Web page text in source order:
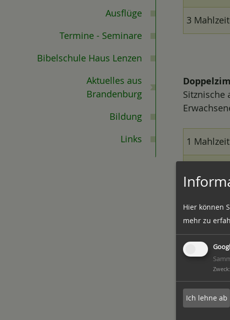
Ausflüge
Termine - Seminare
Bibelschule Haus Lenzen
Aktuelles aus
Brandenburg
Bildung
Links
3
Sitznische
1 Mahlzeit
-
Hier können
mehr zu
Zweck:
Ich lehne ab